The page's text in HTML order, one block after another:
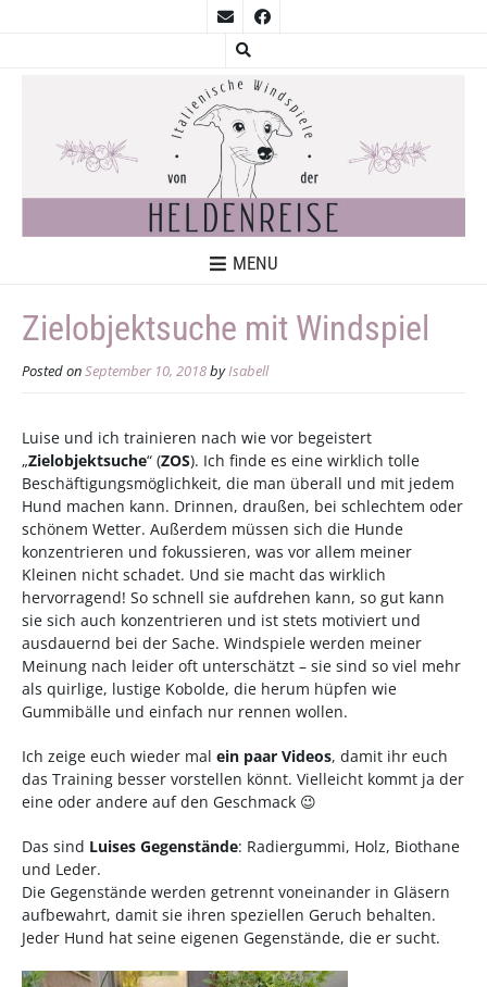
MENU
Zielobjektsuche mit Windspiel
Posted onSeptember 10, 2018byIsabell
Luise und ich trainieren nach wie vor begeistert
„Zielobjektsuche“ (ZOS). Ich finde es eine wirklich tolle
Beschäftigungsmöglichkeit, die man überall und mit jedem
Hund machen kann. Drinnen, draußen, bei schlechtem oder
schönem Wetter. Außerdem müssen sich die Hunde
konzentrieren und fokussieren, was vor allem meiner
Kleinen nicht schadet. Und sie macht das wirklich
hervorragend! So schnell sie aufdrehen kann, so gut kann
sie sich auch konzentrieren und ist stets motiviert und
ausdauernd bei der Sache. Windspiele werden meiner
Meinung nach leider oft unterschätzt – sie sind so viel mehr
als quirlige, lustige Kobolde, die herum hüpfen wie
Gummibälle und einfach nur rennen wollen.
Ich zeige euch wieder mal ein paar Videos, damit ihr euch
das Training besser vorstellen könnt. Vielleicht kommt ja der
eine oder andere auf den Geschmack 😉
Das sind Luises Gegenstände: Radiergummi, Holz, Biothane
und Leder.
Die Gegenstände werden getrennt voneinander in Gläsern
aufbewahrt, damit sie ihren speziellen Geruch behalten.
Jeder Hund hat seine eigenen Gegenstände, die er sucht.